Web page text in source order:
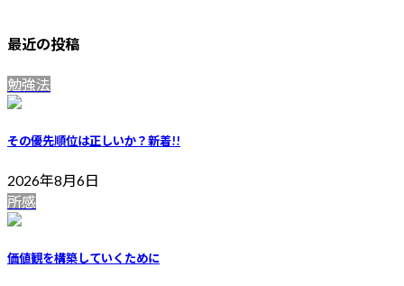
最近の投稿
勉強法
その優先順位は正しいか？新着!!
2026年8月6日
所感
価値観を構築していくために